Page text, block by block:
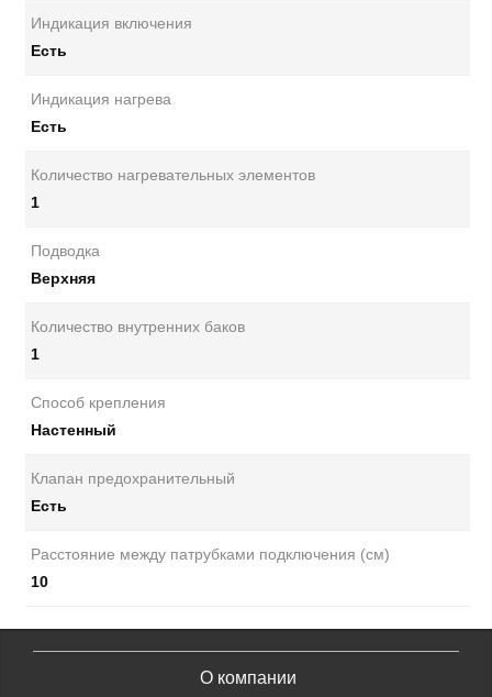
Индикация включения
Есть
Индикация нагрева
Есть
Количество нагревательных элементов
1
Подводка
Верхняя
Количество внутренних баков
1
Способ крепления
Настенный
Клапан предохранительный
Есть
Расстояние между патрубками подключения (см)
10
О компании